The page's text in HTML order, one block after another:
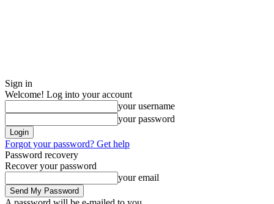
Sign in
Welcome! Log into your account
your username
your password
Forgot your password? Get help
Password recovery
Recover your password
your email